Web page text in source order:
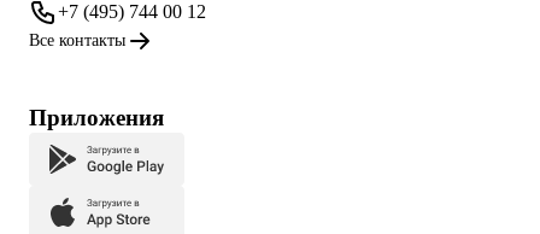
+7 (495) 744 00 12
Все контакты
Приложения